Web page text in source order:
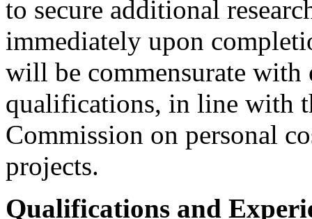
to secure additional
immediately upon
will be commensurate with
qualifications, in line with
Commission on personal
projects.
Qualifications and